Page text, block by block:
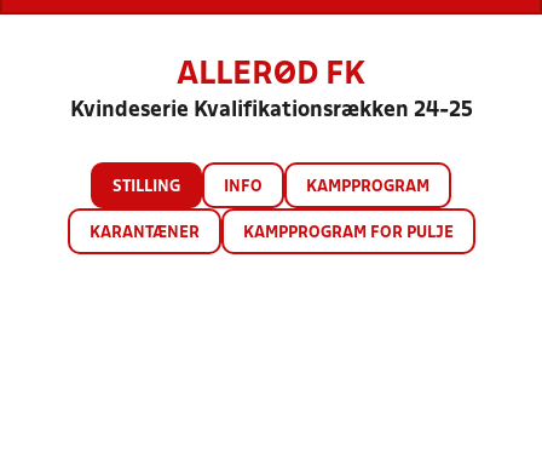
ALLERØD FK
Kvindeserie Kvalifikationsrækken 24-25
STILLING INFO KAMPPROGRAM
KARANTÆNER KAMPPROGRAM FOR PULJE